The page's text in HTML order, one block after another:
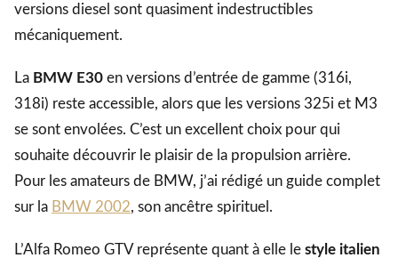
versions diesel sont quasiment indestructibles
mécaniquement.
La BMW E30 en versions d’entrée de gamme (316i,
318i) reste accessible, alors que les versions 325i et M3
se sont envolées. C’est un excellent choix pour qui
souhaite découvrir le plaisir de la propulsion arrière.
Pour les amateurs de BMW, j’ai rédigé un guide complet
sur la BMW 2002, son ancêtre spirituel.
L’Alfa Romeo GTV représente quant à elle le style italien